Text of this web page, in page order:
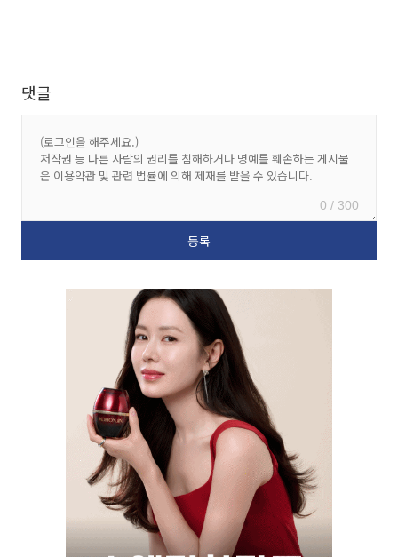
댓글
0 / 300